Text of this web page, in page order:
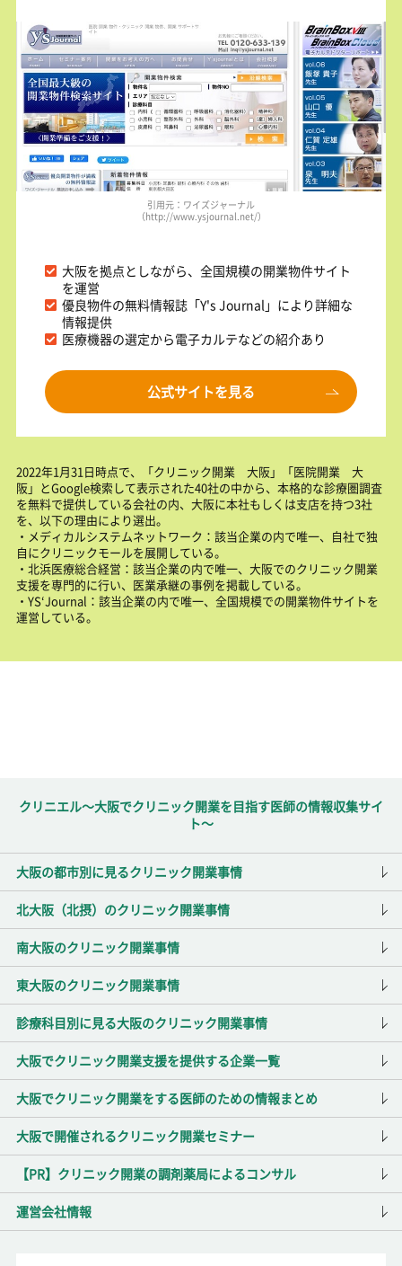
引用元：ワイズジャーナル
（http://www.ysjournal.net/）
大阪を拠点としながら、全国規模の開業物件サイト
を運営
優良物件の無料情報誌「Y's Journal」により詳細な
情報提供
医療機器の選定から電子カルテなどの紹介あり
公式サイトを見る
2022年1月31日時点で、「クリニック開業 大阪」「医院開業 大
阪」とGoogle検索して表示された40社の中から、本格的な診療圏調査
を無料で提供している会社の内、大阪に本社もしくは支店を持つ3社
を、以下の理由により選出。
・メディカルシステムネットワーク：該当企業の内で唯一、自社で独
自にクリニックモールを展開している。
・北浜医療総合経営：該当企業の内で唯一、大阪でのクリニック開業
支援を専門的に行い、医業承継の事例を掲載している。
・YS‘Journal：該当企業の内で唯一、全国規模での開業物件サイトを
運営している。
クリニエル～大阪でクリニック開業を目指す医師の情報収集サイ
ト～
大阪の都市別に見るクリニック開業事情
北大阪（北摂）のクリニック開業事情
南大阪のクリニック開業事情
東大阪のクリニック開業事情
診療科目別に見る大阪のクリニック開業事情
大阪でクリニック開業支援を提供する企業一覧
大阪でクリニック開業をする医師のための情報まとめ
大阪で開催されるクリニック開業セミナー
【PR】クリニック開業の調剤薬局によるコンサル
運営会社情報